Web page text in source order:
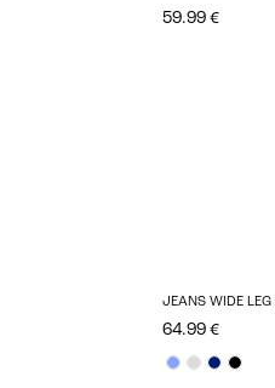
59.99 €
64.99 €